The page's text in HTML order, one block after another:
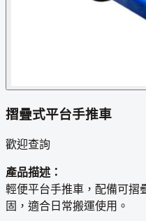
摺疊式平台手推車
歡迎查詢
產品描述：
輕便平台手推車，配備可摺
固，適合日常搬運使用。